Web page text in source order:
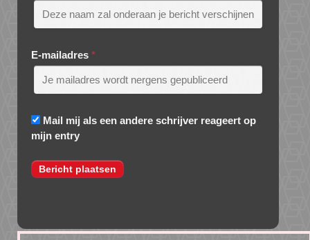
E-mailadres *
Mail mij als een andere schrijver reageert op
mijn entry